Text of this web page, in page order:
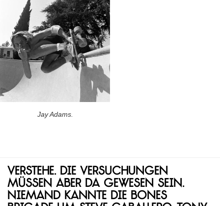
Jay Adams.
Verstehe. Die Versuchungen
müssen aber da gewesen sein.
Niemand kannte die Bones